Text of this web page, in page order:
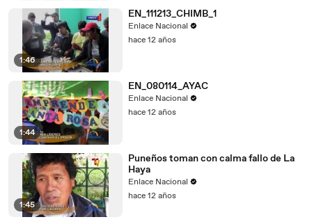
1:46
EN_111213_CHIMB_1
Enlace Nacional
hace 12 años
1:44
EN_080114_AYAC
Enlace Nacional
hace 12 años
1:45
Puneños toman con calma fallo de La
Haya
Enlace Nacional
hace 12 años